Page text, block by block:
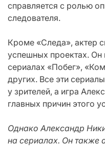
справляется с ролью
следователя.
Кроме «Следа», актер
успешных проектах.
сериалах «Побег»,
других. Все эти
у зрителей, а игра
главных причин этого
Однако Александр
на сериалах. Он также